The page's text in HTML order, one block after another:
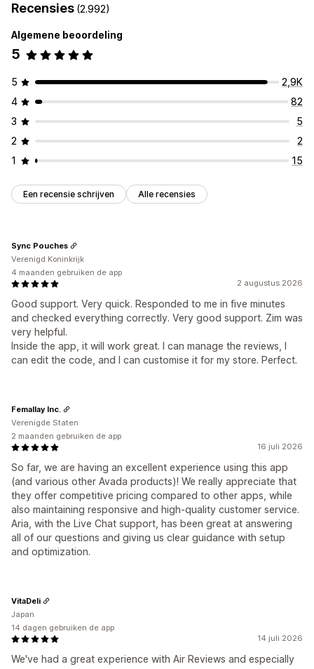
Stemmen Badges Carrousels
Grid-indeling
Tabbladen of zijbalken
Pagina met alleen recensies
Samenvattingen van recensies Filteren Rich snippets
Manieren om recensies te verzamelen
Verzoeken via e-mail
UGC van social media Pop-ups Formulieren QR-codes
Aanbiedingen Importeren en exporteren
Migratie van recensies
Syndicatie van recensies
Automatiseringen Aangepaste verzoeken
Recensies (2.992)
Algemene beoordeling
5
5
2,9K
4
82
3
5
2
2
1
15
Een recensie schrijven Alle recensies
2 augustus 2026
Good support. Very quick. Responded to me in five minutes
and checked everything correctly. Very good support. Zim was
very helpful.
Inside the app, it will work great. I can manage the reviews, I
can edit the code, and I can customise it for my store. Perfect.
Sync Pouches
Verenigd Koninkrijk
4 maanden gebruiken de app
16 juli 2026
So far, we are having an excellent experience using this app
(and various other Avada products)! We really appreciate that
they offer competitive pricing compared to other apps, while
also maintaining responsive and high-quality customer service.
Aria, with the Live Chat support, has been great at answering
all of our questions and giving us clear guidance with setup
and optimization.
Femallay Inc.
Verenigde Staten
2 maanden gebruiken de app
14 juli 2026
We've had a great experience with Air Reviews and especially
VitaDeli
Japan
14 dagen gebruiken de app